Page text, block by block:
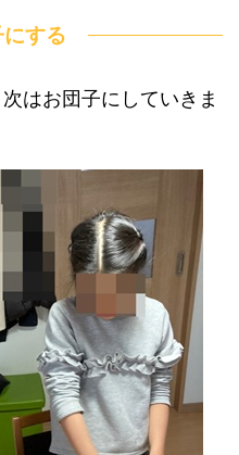
する
はお団子にしていきま